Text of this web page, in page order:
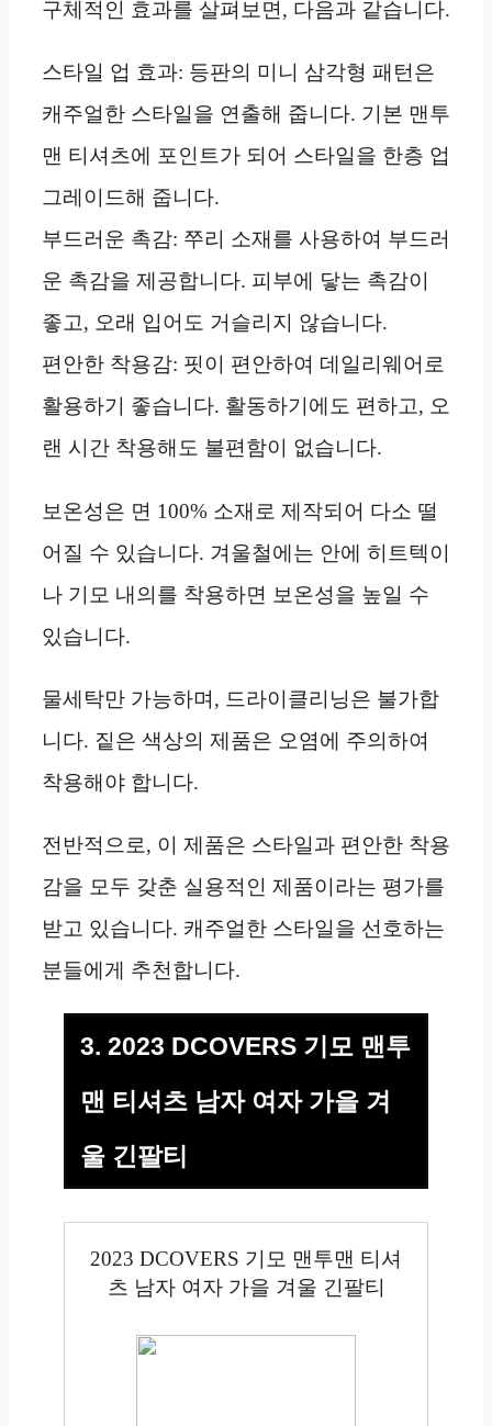
구체적인 효과를 살펴보면, 다음과 같습니다.
스타일 업 효과: 등판의 미니 삼각형 패턴은
캐주얼한 스타일을 연출해 줍니다. 기본 맨투
맨 티셔츠에 포인트가 되어 스타일을 한층 업
그레이드해 줍니다.
부드러운 촉감: 쭈리 소재를 사용하여 부드러
운 촉감을 제공합니다. 피부에 닿는 촉감이
좋고, 오래 입어도 거슬리지 않습니다.
편안한 착용감: 핏이 편안하여 데일리웨어로
활용하기 좋습니다. 활동하기에도 편하고, 오
랜 시간 착용해도 불편함이 없습니다.
보온성은 면 100% 소재로 제작되어 다소 떨
어질 수 있습니다. 겨울철에는 안에 히트텍이
나 기모 내의를 착용하면 보온성을 높일 수
있습니다.
물세탁만 가능하며, 드라이클리닝은 불가합
니다. 짙은 색상의 제품은 오염에 주의하여
착용해야 합니다.
전반적으로, 이 제품은 스타일과 편안한 착용
감을 모두 갖춘 실용적인 제품이라는 평가를
받고 있습니다. 캐주얼한 스타일을 선호하는
분들에게 추천합니다.
3. 2023 DCOVERS 기모 맨투
맨 티셔츠 남자 여자 가을 겨
울 긴팔티
2023 DCOVERS 기모 맨투맨 티셔
츠 남자 여자 가을 겨울 긴팔티